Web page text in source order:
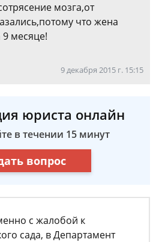
мозга,от
что жена
месяце!
9 декабря 2015 г. 15:15
юриста онлайн
в течении 15 минут
вопрос
с жалобой к
сада, в Департамент